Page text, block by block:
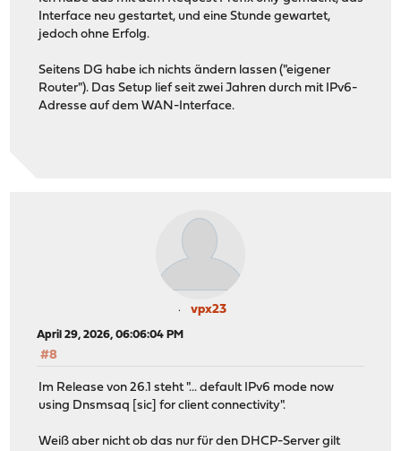
Interface neu gestartet, und eine Stunde gewartet,
jedoch ohne Erfolg.
Seitens DG habe ich nichts ändern lassen ("eigener
Router"). Das Setup lief seit zwei Jahren durch mit IPv6-
Adresse auf dem WAN-Interface.
vpx23
April 29, 2026, 06:06:04 PM
#8
Im Release von 26.1 steht "... default IPv6 mode now
using Dnsmsaq [sic] for client connectivity".
Weiß aber nicht ob das nur für den DHCP-Server gilt